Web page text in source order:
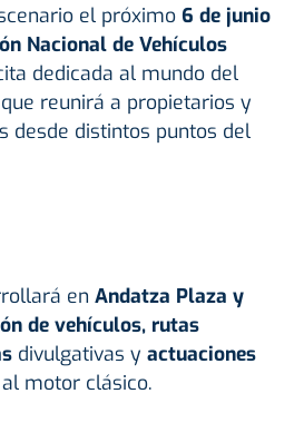
el próximo 6 de junio
Nacional de Vehículos
dedicada al mundo del
reunirá a propietarios y
desde distintos puntos del
en Andatza Plaza y
de vehículos, rutas
divulgativas y actuaciones
motor clásico.